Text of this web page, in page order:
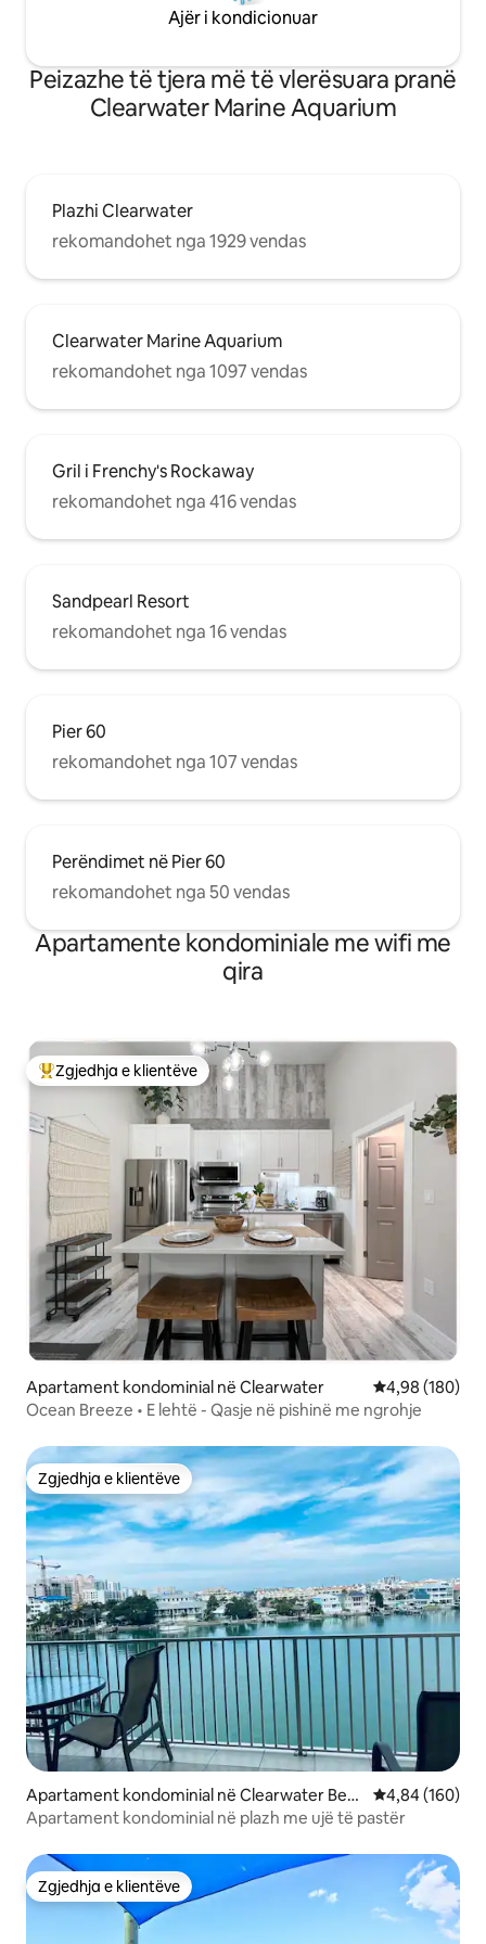
Ajër i kondicionuar
Peizazhe të tjera më të vlerësuara pranë
Clearwater Marine Aquarium
Plazhi Clearwater
rekomandohet nga 1929 vendas
Clearwater Marine Aquarium
rekomandohet nga 1097 vendas
Gril i Frenchy's Rockaway
rekomandohet nga 416 vendas
Sandpearl Resort
rekomandohet nga 16 vendas
Pier 60
rekomandohet nga 107 vendas
Perëndimet në Pier 60
rekomandohet nga 50 vendas
Apartamente kondominiale me wifi me
qira
Më të mirat e zgjedhjeve të klientëve
Zgjedhja e klientëve
Apartament kondominial në Clearwater Vlerësimi
4,98 (180)
Ocean Breeze • E lehtë - Qasje në pishinë me ngrohje
Zgjedhja e klientëve
Zgjedhja e klientëve
Apartament kondominial në Clearwater Beac
h
Vlerësimi
4,84 (160)
Apartament kondominial në plazh me ujë të pastër
Zgjedhja e klientëve
Zgjedhja e klientëve